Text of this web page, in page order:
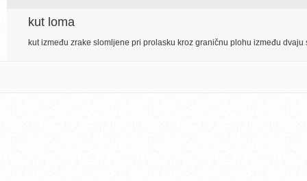
kut loma
kut između zrake slomljene pri prolasku kroz graničnu plohu između